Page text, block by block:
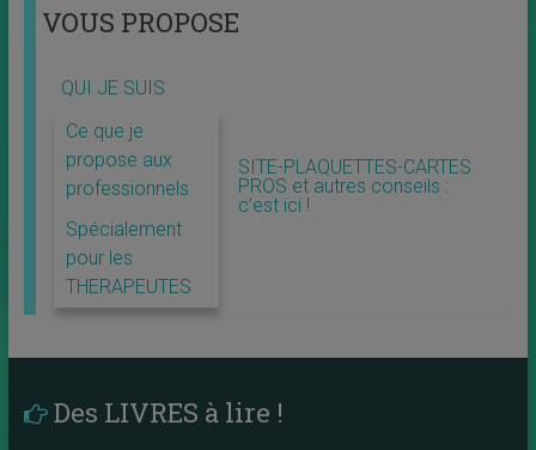
VOUS PROPOSE
QUI JE SUIS
Ce que je
propose aux
professionnels
Spécialement
pour les
THERAPEUTES
SITE-PLAQUETTES-CARTES
PROS et autres conseils :
c’est ici !
Des LIVRES à lire !